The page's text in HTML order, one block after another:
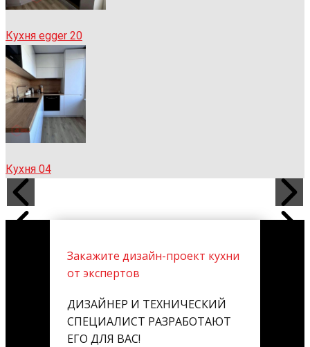
Кухня egger 20
Кухня 04
Закажите дизайн-проект кухни
от экспертов
ДИЗАЙНЕР И ТЕХНИЧЕСКИЙ
СПЕЦИАЛИСТ РАЗРАБОТАЮТ
ЕГО ДЛЯ ВАС!